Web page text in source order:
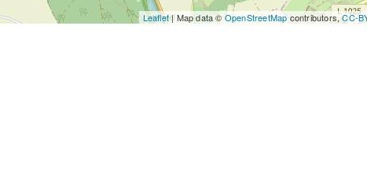
Leaflet| Map data © OpenStreetMap contributors,CC-